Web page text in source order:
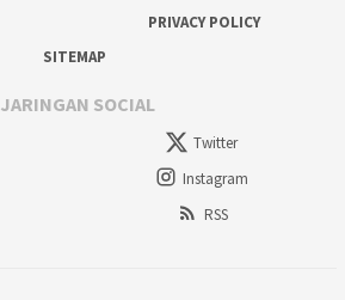
PRIVACY POLICY
SITEMAP
JARINGAN SOCIAL
Twitter
Instagram
RSS